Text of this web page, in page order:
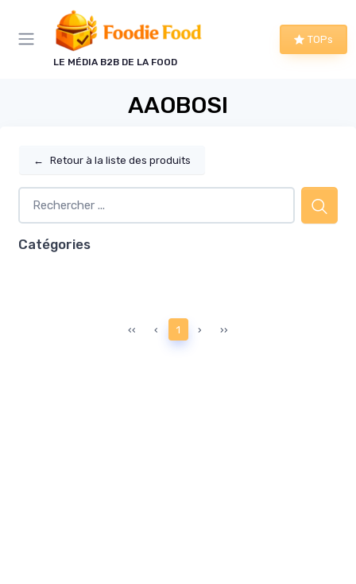
LE MÉDIA B2B DE LA FOOD
TOPs
AAOBOSI
← Retour à la liste des produits
Catégories
‹‹ ‹ 1 › ››
Panneau de gestion des cookies